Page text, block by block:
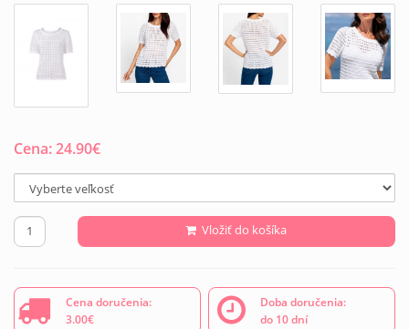
Cena:24.90€
Vložiť do košíka
Cena doručenia:
3.00€
Doba doručenia:
do 10 dní